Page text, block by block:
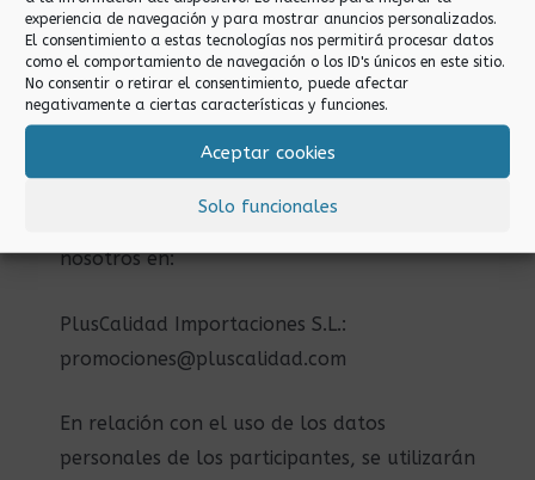
experiencia de navegación y para mostrar anuncios personalizados.
El consentimiento a estas tecnologías nos permitirá procesar datos
como el comportamiento de navegación o los ID's únicos en este sitio.
No consentir o retirar el consentimiento, puede afectar
negativamente a ciertas características y funciones.
Aceptar cookies
Solo funcionales
presente Sorteo serán tratados por el
organizador para las finalidades que tienen
carácter enunciativo, pero no restrictivo.
Si tiene alguna duda con respecto a la
nosotros en:
PlusCalidad Importaciones S.L.:
promociones@pluscalidad.com
En relación con el uso de los datos
personales de los participantes, se utilizarán